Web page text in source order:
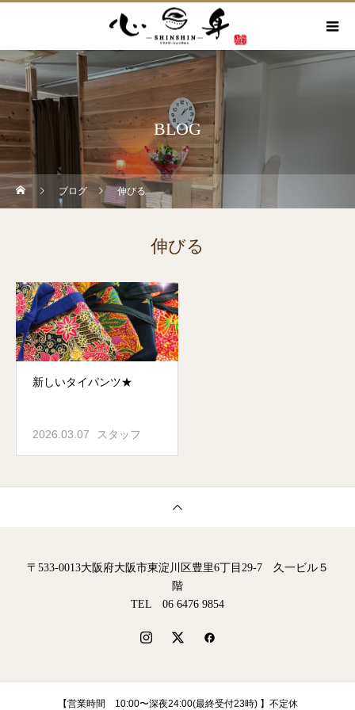
BLOG
ブログ 伸びる
伸びる
新しいタイパンツ★
2026.03.07 スタッフ
〒533-0013大阪府大阪市東淀川区豊里6丁目29-7 久一ビル５
階
TEL 06 6476 9854
【営業時間 10:00〜深夜24:00(最終受付23時) 】不定休